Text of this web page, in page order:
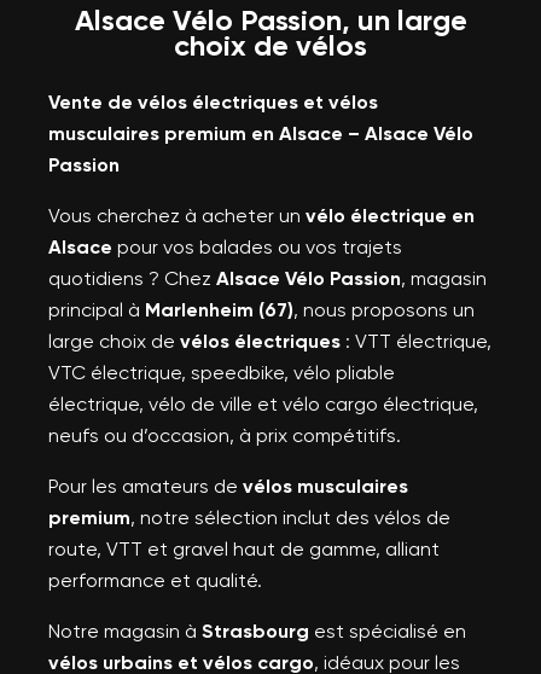
Alsace Vélo Passion, un large
choix de vélos
Vente de vélos électriques et vélos
musculaires premium en Alsace – Alsace Vélo
Passion
Vous cherchez à acheter un vélo électrique en
Alsace pour vos balades ou vos trajets
quotidiens ? Chez Alsace Vélo Passion, magasin
principal à Marlenheim (67), nous proposons un
large choix de vélos électriques : VTT électrique,
VTC électrique, speedbike, vélo pliable
électrique, vélo de ville et vélo cargo électrique,
neufs ou d’occasion, à prix compétitifs.
Pour les amateurs de vélos musculaires
premium, notre sélection inclut des vélos de
route, VTT et gravel haut de gamme, alliant
performance et qualité.
Notre magasin à Strasbourg est spécialisé en
vélos urbains et vélos cargo, idéaux pour les